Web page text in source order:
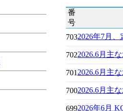
番
号
7032026年7月
7022026.6月主
7012026.6月主
7002026.6月主
6992026年6月